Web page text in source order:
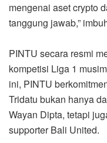
mengenai aset crypto
tanggung jawab,”
PINTU secara resmi
kompetisi Liga 1
ini, PINTU
Tridatu bukan hanya
Wayan Dipta, tetapi
supporter Bali United.